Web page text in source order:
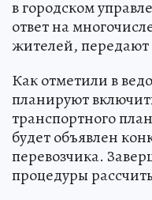
в городском
ответ на
жителей,
Как отметили в
планируют
транспортного
будет объявлен
перевозчика.
процедуры